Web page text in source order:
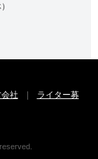
社 |
ライター募